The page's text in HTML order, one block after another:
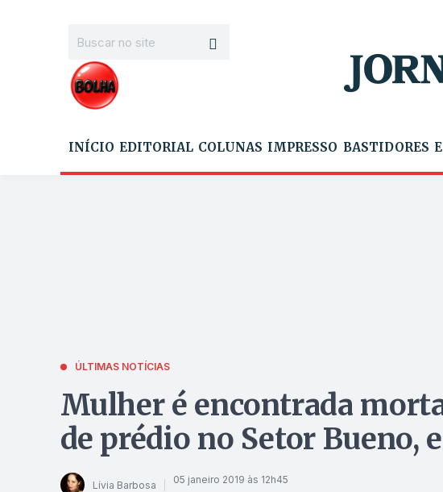
INÍCIO EDITORIAL COLUNAS IMPRESSO BASTIDORES
ÚLTIMAS NOTÍCIAS
Mulher é encontrada
de prédio no Setor Bueno,
Lívia Barbosa 05 janeiro 2019 às 12h45